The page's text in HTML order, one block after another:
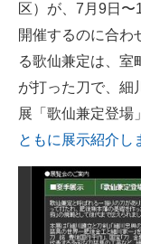
モノづくり技術者
電子設計の基本と
建設×テクノロジ
ちょっと気になる
区）が、7月9日
開催するのに合わ
る歌仙兼定は、室
が打った刀で、細
展「歌仙兼定登場
ともに展示紹介し